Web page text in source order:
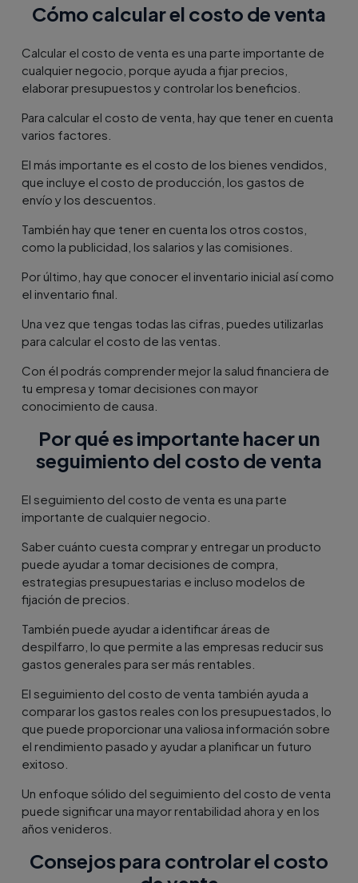
Cómo calcular el costo de venta
Calcular el costo de venta es una parte importante de
cualquier negocio, porque ayuda a fijar precios,
elaborar presupuestos y controlar los beneficios.
Para calcular el costo de venta, hay que tener en cuenta
varios factores.
El más importante es el costo de los bienes vendidos,
que incluye el costo de producción, los gastos de
envío y los descuentos.
También hay que tener en cuenta los otros costos,
como la publicidad, los salarios y las comisiones.
Por último, hay que conocer el inventario inicial así como
el inventario final.
Una vez que tengas todas las cifras, puedes utilizarlas
para calcular el costo de las ventas.
Con él podrás comprender mejor la salud financiera de
tu empresa y tomar decisiones con mayor
conocimiento de causa.
Por qué es importante hacer un
seguimiento del costo de venta
El seguimiento del costo de venta es una parte
importante de cualquier negocio.
Saber cuánto cuesta comprar y entregar un producto
puede ayudar a tomar decisiones de compra,
estrategias presupuestarias e incluso modelos de
fijación de precios.
También puede ayudar a identificar áreas de
despilfarro, lo que permite a las empresas reducir sus
gastos generales para ser más rentables.
El seguimiento del costo de venta también ayuda a
comparar los gastos reales con los presupuestados, lo
que puede proporcionar una valiosa información sobre
el rendimiento pasado y ayudar a planificar un futuro
exitoso.
Un enfoque sólido del seguimiento del costo de venta
puede significar una mayor rentabilidad ahora y en los
años venideros.
Consejos para controlar el costo